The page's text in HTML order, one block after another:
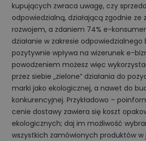
kupujących zwraca uwagę, czy
odpowiedzialną, działającą zgodnie ze
rozwojem, a zdaniem 74% e-
działanie w zakresie odpowiedzialnego
pozytywnie wpływa na wizerunek e-
powodzeniem możesz więc
przez siebie „zielone” działania do
marki jako ekologicznej, a nawet do
konkurencyjnej. Przykładowo –
cenie dostawy zawiera się koszt
ekologicznych; daj im możliwość
wszystkich zamówionych produktów w